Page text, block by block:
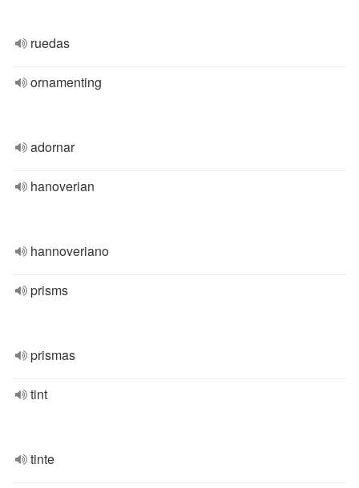
ruedas
ornamenting
adornar
hanoverian
hannoveriano
prisms
prismas
tint
tinte